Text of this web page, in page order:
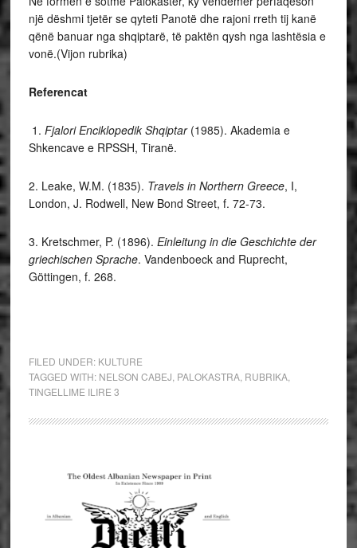
një dëshmi tjetër se qyteti Panotë dhe rajoni rreth tij kanë
qënë banuar nga shqiptarë, të paktën qysh nga lashtësia e
vonë.(Vijon rubrika)
Referencat
1. Fjalori Enciklopedik Shqiptar(1985). Akademia e
Shkencave e RPSSH, Tiranë.
2. Leake, W.M. (1835). Travels in Northern Greece, I,
London, J. Rodwell, New Bond Street, f. 72-73.
3. Kretschmer, P. (1896). Einleitung in die Geschichte der
griechischen Sprache. Vandenboeck and Ruprecht,
Göttingen, f. 268.
FILED UNDER: KULTURE
TAGGED WITH: NELSON CABEJ PALOKASTRA, RUBRIKA,
TINGELLIME ILIRE 3